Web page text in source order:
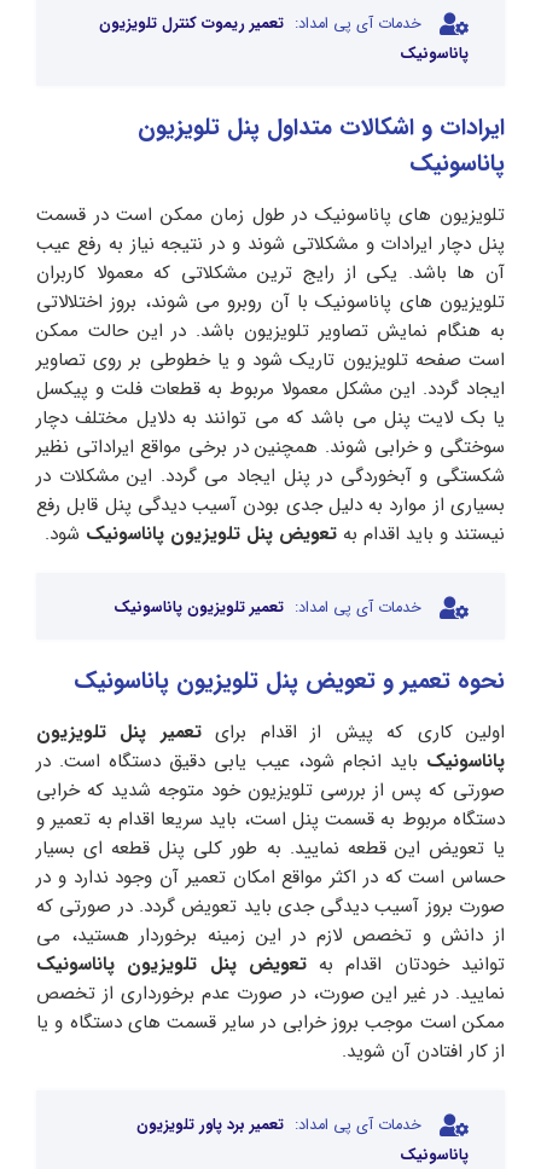
خدمات آی پی امداد: تعمیر ریموت کنترل تلویزیون
پاناسونیک
ایرادات و اشکالات متداول پنل تلویزیون
پاناسونیک
تلویزیون های پاناسونیک در طول زمان ممکن است در قسمت
پنل دچار ایرادات و مشکلاتی شوند و در نتیجه نیاز به رفع عیب
آن ها باشد. یکی از رایج ترین مشکلاتی که معمولا کاربران
تلویزیون های پاناسونیک با آن روبرو می شوند، بروز اختلالاتی
به هنگام نمایش تصاویر تلویزیون باشد. در این حالت ممکن
است صفحه تلویزیون تاریک شود و یا خطوطی بر روی تصاویر
ایجاد گردد. این مشکل معمولا مربوط به قطعات فلت و پیکسل
یا بک لایت پنل می باشد که می توانند به دلایل مختلف دچار
سوختگی و خرابی شوند. همچنین در برخی مواقع ایراداتی نظیر
شکستگی و آبخوردگی در پنل ایجاد می گردد. این مشکلات در
بسیاری از موارد به دلیل جدی بودن آسیب دیدگی پنل قابل رفع
نیستند و باید اقدام به تعویض پنل تلویزیون پاناسونیک شود.
خدمات آی پی امداد: تعمیر تلویزیون پاناسونیک
نحوه تعمیر و تعویض پنل تلویزیون پاناسونیک
اولین کاری که پیش از اقدام برایتعمیر پنل تلویزیون
پاناسونیک باید انجام شود، عیب یابی دقیق دستگاه است. در
صورتی که پس از بررسی تلویزیون خود متوجه شدید که خرابی
دستگاه مربوط به قسمت پنل است، باید سریعا اقدام به تعمیر و
یا تعویض این قطعه نمایید. به طور کلی پنل قطعه ای بسیار
حساس است که در اکثر مواقع امکان تعمیر آن وجود ندارد و در
صورت بروز آسیب دیدگی جدی باید تعویض گردد. در صورتی که
از دانش و تخصص لازم در این زمینه برخوردار هستید، می
توانید خودتان اقدام بهتعویض پنل تلویزیون پاناسونیک
نمایید. در غیر این صورت، در صورت عدم برخورداری از تخصص
ممکن است موجب بروز خرابی در سایر قسمت های دستگاه و یا
از کار افتادن آن شوید.
خدمات آی پی امداد: تعمیر برد پاور تلویزیون
پاناسونیک